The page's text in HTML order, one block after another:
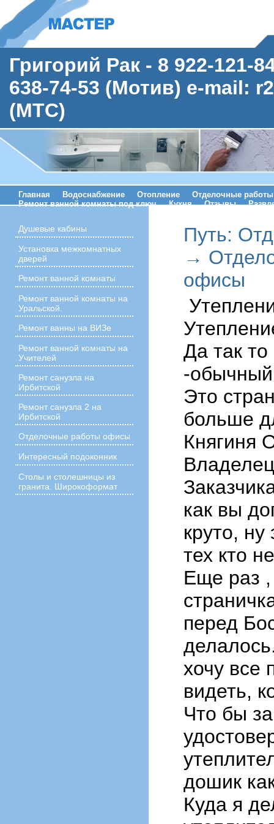
Григорий Рак - 8 922-121-
638-74-53 (Мотив) e-mail:
(МТС)
Главная Водоснабжение Отопление
Отделочные работы
Ремонт ванной комнаты под ключ
Кухня Отзывы
Душевые кабины
Установка межкомнатных
дверей
Ремонт ванной комнаты
Ремонт ванной комнаты на
Уральской.
Ремонт ванны на ВИЗе
Ремонт ванной комнаты на
Учителей
Ремонт санузла на
Ирбитской
Ремонт санузла 2 на
Ирбитской
Отделочные работы офисы
Интересный подоконник
Столы и столешницы из
гранита. Широкоформат
Путь:
→
офисы
Да так
-обычный
Это
больше
Княгиня
как вы
круто, ну
тех кто
Еще раз ,
перед
хочу все
видеть,
Что бы
дошик
Куда я